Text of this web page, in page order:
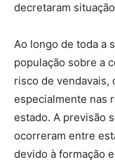
decretaram
Ao longo de toda a
população sobre a
risco de vendavais,
especialmente nas
estado. A previsão
ocorreram entre
devido à formação